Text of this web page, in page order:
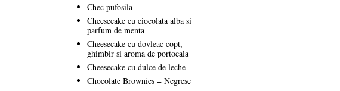
Chec pufosila
Cheesecake cu ciocolata alba si
parfum de menta
Cheesecake cu dovleac copt,
ghimbir si aroma de portocala
Cheesecake cu dulce de leche
Chocolate Brownies = Negrese